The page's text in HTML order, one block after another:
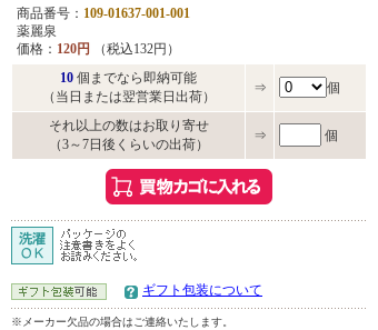
商品番号： 109-01637-001-001
薬麗泉
価格： 120円
（税込132円）
10 個までなら即納可能
（当日または翌営業日出荷）
⇒ 個
それ以上の数はお取り寄せ
（3～7日後くらいの出荷）
⇒ 個
ギフト包装について
※メーカー欠品の場合はご連絡いたします。